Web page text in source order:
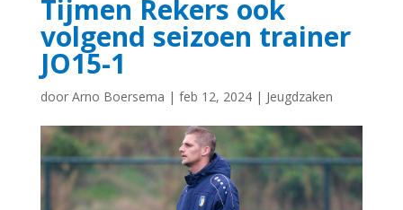
Tijmen Rekers ook
volgend seizoen trainer
JO15-1
door Arno Boersema | feb 12, 2024| Jeugdzaken